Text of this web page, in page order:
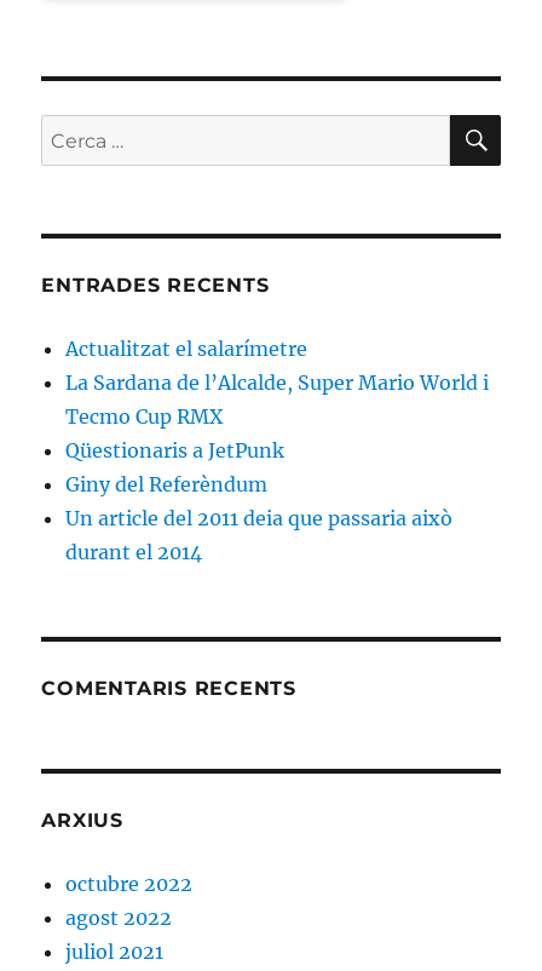
Cerca:
ENTRADES RECENTS
Actualitzat el salarímetre
La Sardana de l’Alcalde, Super Mario World i
Tecmo Cup RMX
Qüestionaris a JetPunk
Giny del Referèndum
Un article del 2011 deia que passaria això
durant el 2014
COMENTARIS RECENTS
ARXIUS
octubre 2022
agost 2022
juliol 2021